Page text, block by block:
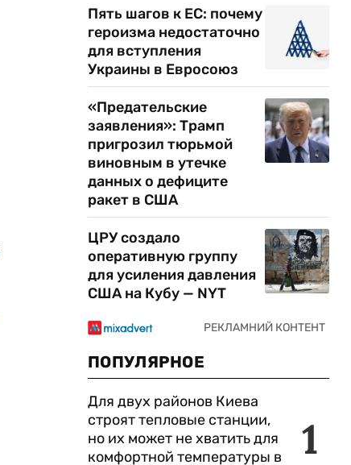
Пять шагов к ЕС: почему
героизма недостаточно
для вступления
Украины в Евросоюз
«Предательские
заявления»: Трамп
пригрозил тюрьмой
виновным в утечке
данных о дефиците
ракет в США
ЦРУ создало
оперативную группу
для усиления давления
США на Кубу — NYT
ПОПУЛЯРНОЕ
1
Для двух районов Киева
строят тепловые станции,
но их может не хватить для
комфортной температуры в